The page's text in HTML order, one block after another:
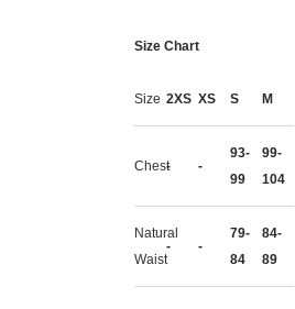
Size Chart
Size 2XS XS S M
Chest- -
93-
99
99-
104
Natural
Waist
- -
79-
84
84-
89